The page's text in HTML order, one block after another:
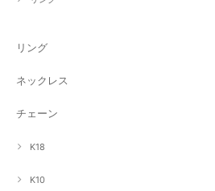
リング
ネックレス
チェーン
K18
K10